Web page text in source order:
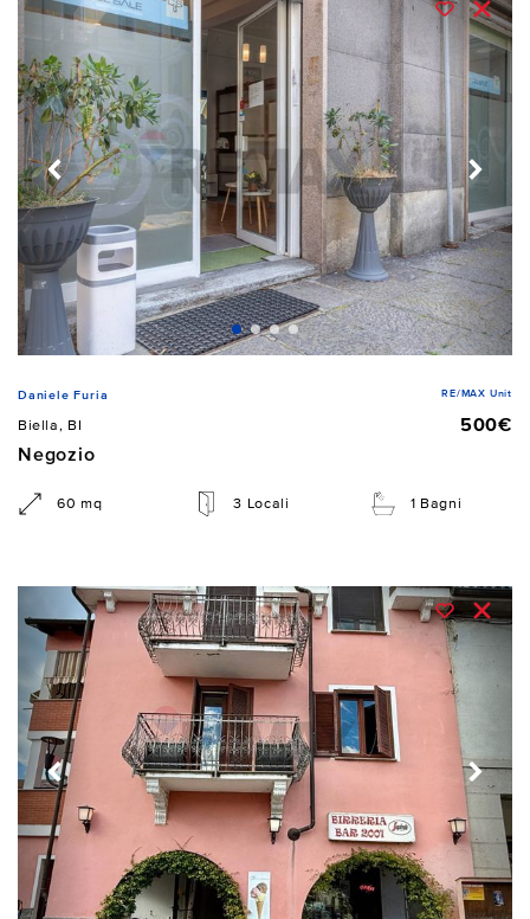
Daniele Furia RE/MAX Unit
Biella, BI
500€
Negozio
60 mq 3 Locali 1 Bagni